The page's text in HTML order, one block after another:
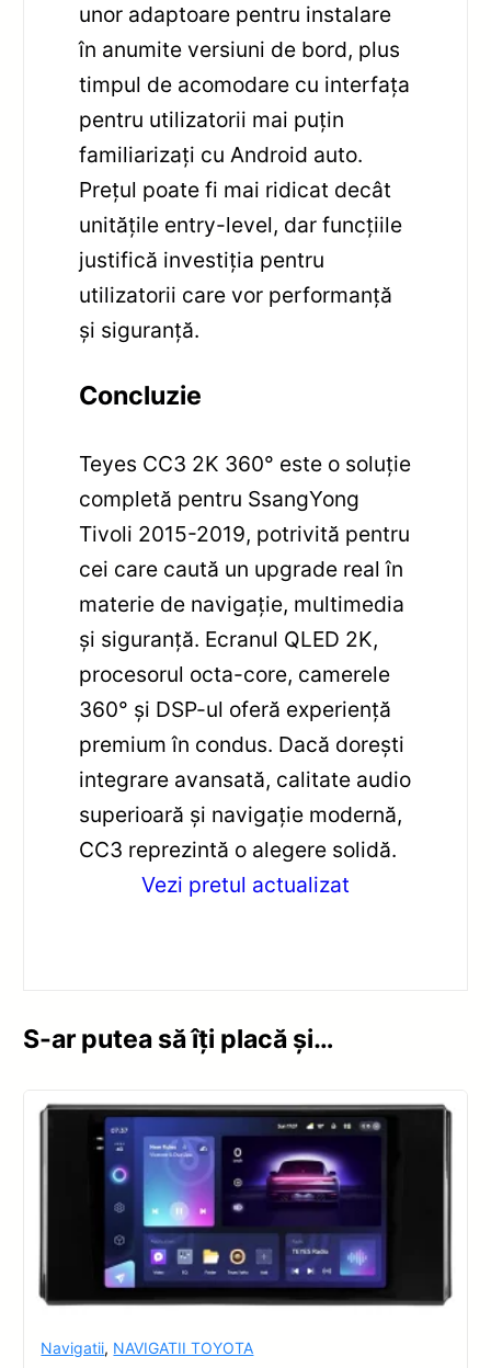
unor adaptoare pentru instalare
în anumite versiuni de bord, plus
timpul de acomodare cu interfața
pentru utilizatorii mai puțin
familiarizați cu Android auto.
Prețul poate fi mai ridicat decât
unitățile entry-level, dar funcțiile
justifică investiția pentru
utilizatorii care vor performanță
și siguranță.
Concluzie
Teyes CC3 2K 360° este o soluție
completă pentru SsangYong
Tivoli 2015-2019, potrivită pentru
cei care caută un upgrade real în
materie de navigație, multimedia
și siguranță. Ecranul QLED 2K,
procesorul octa-core, camerele
360° și DSP-ul oferă experiență
premium în condus. Dacă dorești
integrare avansată, calitate audio
superioară și navigație modernă,
CC3 reprezintă o alegere solidă.
Vezi pretul actualizat
S-ar putea să îți placă și…
Navigatii, NAVIGATII TOYOTA